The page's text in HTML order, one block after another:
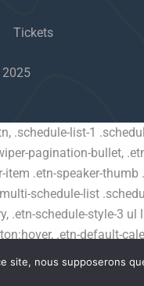
Tickets
2025
.schedule-list-1
pagination-bullet,
.etn-speaker-
schedule-list
.etn-schedule-style-3
.etn-default-
details .calendar-
.etn-settings-
site, nous supposerons